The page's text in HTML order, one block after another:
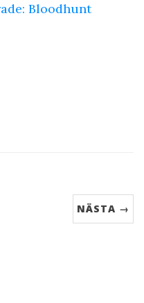
Bloodhunt
NÄSTA →